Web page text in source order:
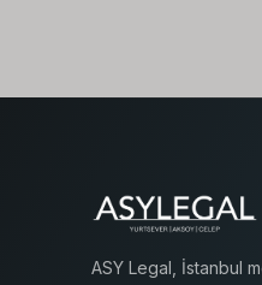
ASY Legal, İstanbul